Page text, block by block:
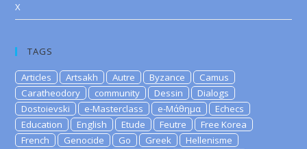
X
TAGS
Articles Artsakh Autre Byzance
Camus
Caratheodory
community Dessin
Dialogs
Dostoievski
e-Masterclass e-Μάθημα
Echecs
Education
English Etude Feutre
Free Korea
French
Genocide Go Greek
Hellenisme